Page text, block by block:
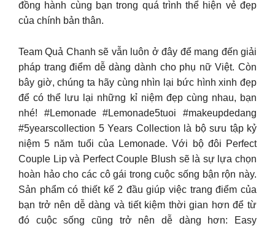
đồng hành cùng bạn trong quá trình thể hiện vẻ đẹp
của chính bản thân.
Team Quả Chanh sẽ vẫn luôn ở đây để mang đến giải
pháp trang điểm dễ dàng dành cho phụ nữ Việt. Còn
bây giờ, chúng ta hãy cùng nhìn lại bức hình xinh đẹp
để có thể lưu lại những kỉ niệm đẹp cùng nhau, bạn
nhé! #Lemonade #Lemonade5tuoi #makeupdedang
#5yearscollection 5 Years Collection là bộ sưu tập kỷ
niệm 5 năm tuổi của Lemonade. Với bộ đôi Perfect
Couple Lip và Perfect Couple Blush sẽ là sự lựa chọn
hoàn hảo cho các cô gái trong cuộc sống bận rộn này.
Sản phẩm có thiết kế 2 đầu giúp việc trang điểm của
bạn trở nên dễ dàng và tiết kiệm thời gian hơn để từ
đó cuộc sống cũng trở nên dễ dàng hơn: Easy